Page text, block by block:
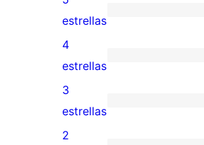
1
valoración
de
5
estrellas
estrellas
0
valoraciones
de
4
4
estrellas
0
valoraciones
3
estrellas
2